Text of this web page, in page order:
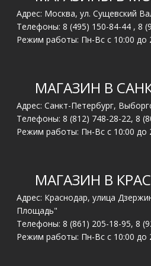
Адрес: Москва, ул. Сущевский
Телефоны: 8 (495) 150-84-44 , 8
Режим работы: Пн-Вс с 10:00 до
МАГАЗИН В
Адрес: Санкт-Петербург,
Телефоны: 8 (812) 748-28-22, 8
Режим работы: Пн-Вс с 10:00 до
МАГАЗИН В
Адрес: Краснодар, улица
Площадь"
Телефоны: 8 (861) 205-18-95, 8
Режим работы: Пн-Вс с 10:00 до